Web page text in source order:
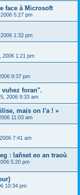
face à Microsoft
5:27 pm
1:32 pm
2006 1:21 pm
9:37 pm
vuhez foran".
2006 9:33 am
mais on l'a ! »
11:03 am
7:41 am
: lañset eo an traoù
5:20 pm
10:34 pm